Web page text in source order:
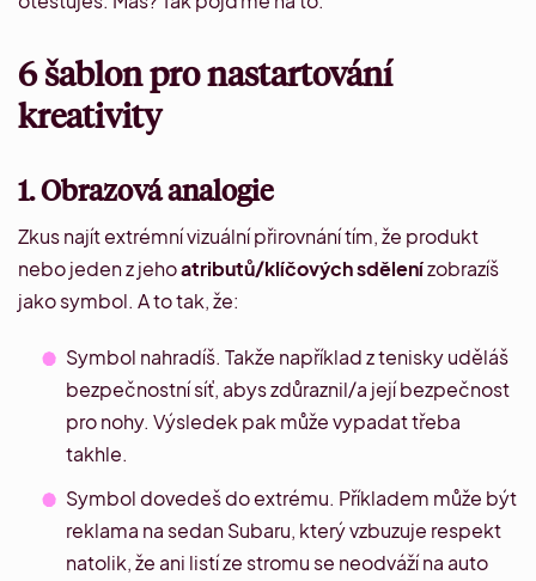
6 šablon pro nastartování
kreativity
1. Obrazová analogie
Zkus najít extrémní vizuální přirovnání tím, že produkt
nebo jeden z jehoatributů/klíčových sdělenízobrazíš
jako symbol. A to tak, že:
Symbol nahradíš. Takže například z tenisky uděláš
bezpečnostní síť, abys zdůraznil/a její bezpečnost
pro nohy. Výsledek pak může vypadat třeba
takhle.
Symbol dovedeš do extrému. Příkladem může být
reklama na sedan Subaru, který vzbuzuje respekt
natolik, že ani listí ze stromu se neodváží na auto